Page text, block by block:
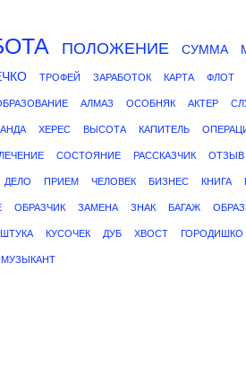
ПОЛОЖЕНИЕ СУММА
ТРОФЕЙ ЗАРАБОТОК КАРТА ФЛОТ
АЛМАЗ ОСОБНЯК АКТЕР
ХЕРЕС ВЫСОТА КАПИТЕЛЬ
СОСТОЯНИЕ РАССКАЗЧИК ОТЗЫВ
ДЕЛО ПРИЕМ ЧЕЛОВЕК БИЗНЕС КНИГА
ОБРАЗЧИК ЗАМЕНА ЗНАК БАГАЖ
ШТУКА КУСОЧЕК ДУБ ХВОСТ ГОРОДИШКО
МУЗЫКАНТ